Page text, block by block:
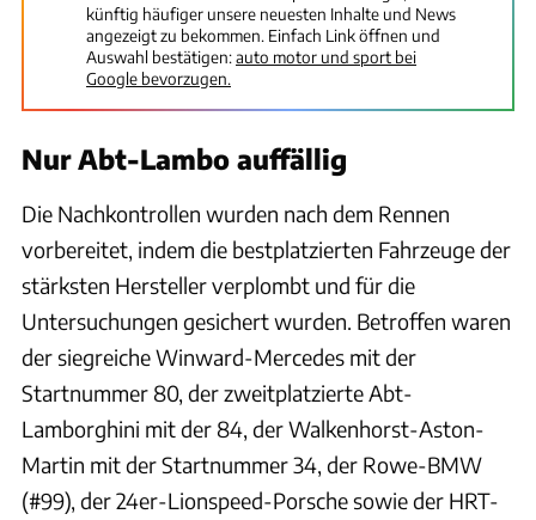
künftig häufiger unsere neuesten Inhalte und News
angezeigt zu bekommen. Einfach Link öffnen und
Auswahl bestätigen:auto motor und sport bei
Google bevorzugen.
Nur Abt-Lambo auffällig
Die Nachkontrollen wurden nach dem Rennen
vorbereitet, indem die bestplatzierten Fahrzeuge der
stärksten Hersteller verplombt und für die
Untersuchungen gesichert wurden. Betroffen waren
der siegreiche Winward-Mercedes mit der
Startnummer 80, der zweitplatzierte Abt-
Lamborghini mit der 84, der Walkenhorst-Aston-
Martin mit der Startnummer 34, der Rowe-BMW
(#99), der 24er-Lionspeed-Porsche sowie der HRT-